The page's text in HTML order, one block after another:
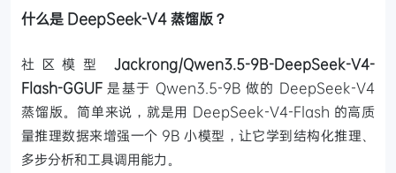
什么是 DeepSeek-V4 蒸馏版？
社区模型 Jackrong/Qwen3.5-9B-DeepSeek-V4-
Flash-GGUF 是基于 Qwen3.5-9B 做的 DeepSeek-V4
蒸馏版。简单来说，就是用 DeepSeek-V4-Flash 的高质
量推理数据来增强一个 9B 小模型，让它学到结构化推理、
多步分析和工具调用能力。